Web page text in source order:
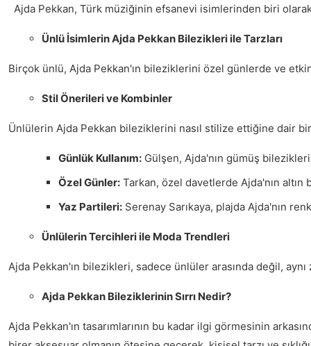
Ajda Pekkan, Türk müziğinin efsanevi isimlerinden biri
Ünlü İsimlerin Ajda Pekkan Bilezikleri ile Tarzları
Birçok ünlü, Ajda Pekkan'ın bileziklerini özel günlerde ve
Stil Önerileri ve Kombinler
Ünlülerin Ajda Pekkan bileziklerini nasıl stilize ettiğine dair
Günlük Kullanım: Gülşen, Ajda'nın gümüş
Özel Günler: Tarkan, özel davetlerde Ajda'nın altın
Yaz Partileri: Serenay Sarıkaya, plajda Ajda'nın
Ünlülerin Tercihleri ile Moda Trendleri
Ajda Pekkan'ın bilezikleri, sadece ünlüler arasında değil,
Ajda Pekkan Bileziklerinin Sırrı Nedir?
Ajda Pekkan'ın tasarımlarının bu kadar ilgi görmesinin